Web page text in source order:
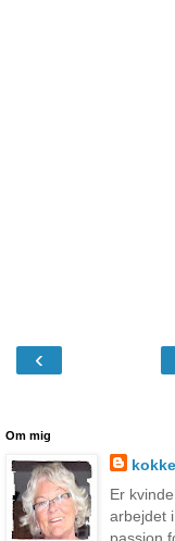
‹
Om mig
Er
arbejdet
passion